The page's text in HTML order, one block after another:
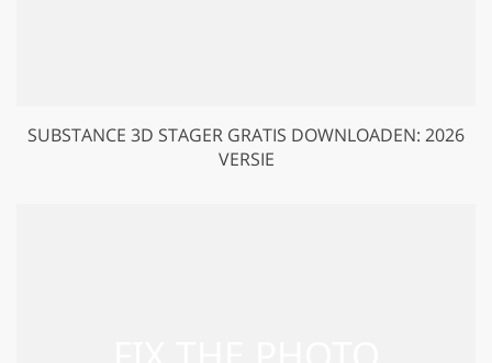
SUBSTANCE 3D STAGER GRATIS DOWNLOADEN: 2026
VERSIE